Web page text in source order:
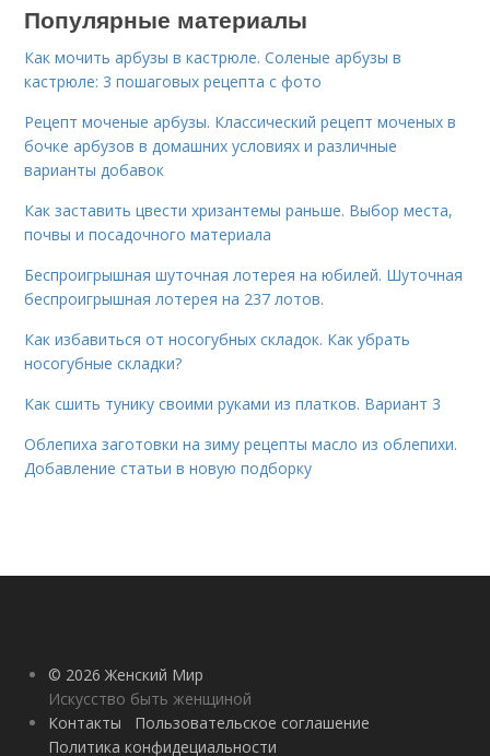
Популярные материалы
Как мочить арбузы в кастрюле. Соленые арбузы в
кастрюле: 3 пошаговых рецепта с фото
Рецепт моченые арбузы. Классический рецепт моченых в
бочке арбузов в домашних условиях и различные
варианты добавок
Как заставить цвести хризантемы раньше. Выбор места,
почвы и посадочного материала
Беспроигрышная шуточная лотерея на юбилей. Шуточная
беспроигрышная лотерея на 237 лотов.
Как избавиться от носогубных складок. Как убрать
носогубные складки?
Как сшить тунику своими руками из платков. Вариант 3
Облепиха заготовки на зиму рецепты масло из облепихи.
Добавление статьи в новую подборку
© 2026 Женский Мир
Искусство быть женщиной
Контакты
Пользовательское соглашение
Политика конфидециальности